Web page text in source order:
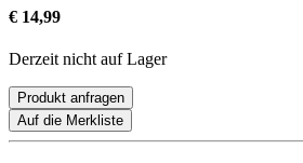
€ 14,99
Derzeit nicht auf Lager
Produkt anfragen
Auf die Merkliste